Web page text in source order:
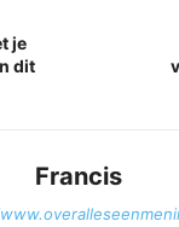
je
dit
Francis